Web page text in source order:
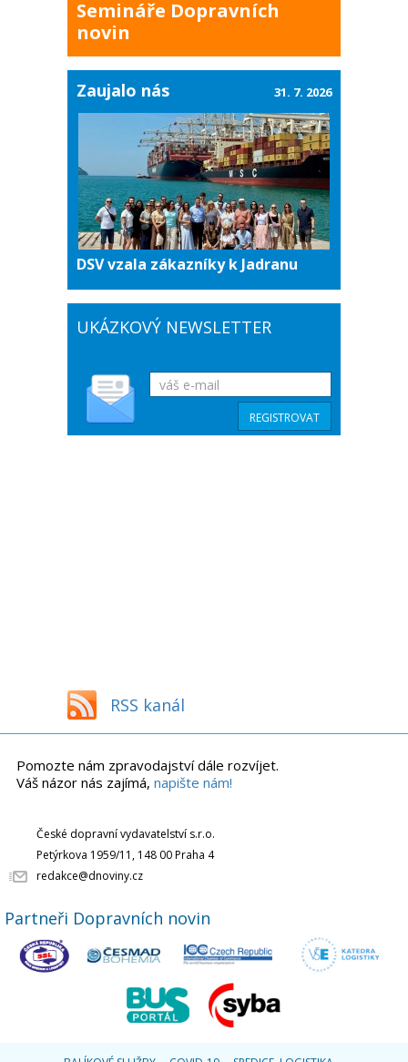
Semináře Dopravních
novin
Zaujalo nás
DSV vzala zákazníky k Jadranu
31. 7. 2026
UKÁZKOVÝ NEWSLETTER
RSS kanál
Pomozte nám zpravodajství dále rozvíjet.
Váš názor nás zajímá, napište nám!
České dopravní vydavatelství s.r.o.
Petýrkova 1959/11, 148 00 Praha 4
redakce@dnoviny.cz
Partneři Dopravních novin